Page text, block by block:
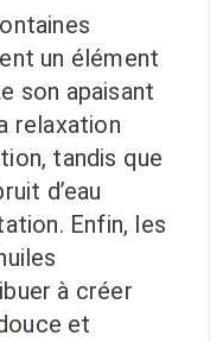
un élément
son apaisant
relaxation
tandis que
d’eau
Enfin, les
à créer
et